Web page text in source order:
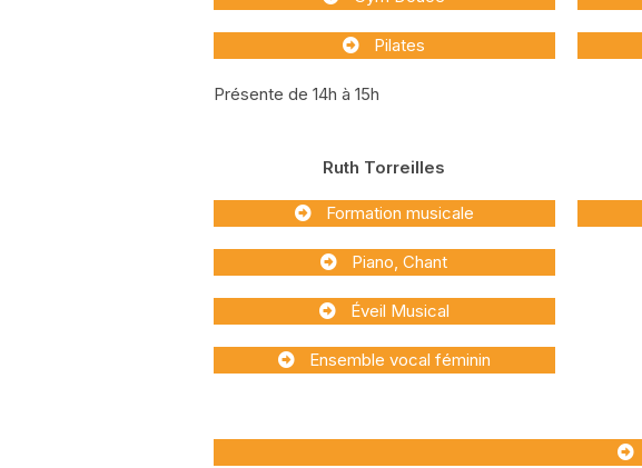
Pilates
Présente de 14h à 15h
Ruth Torreilles
Formation musicale
Piano, Chant
Éveil Musical
Ensemble vocal féminin